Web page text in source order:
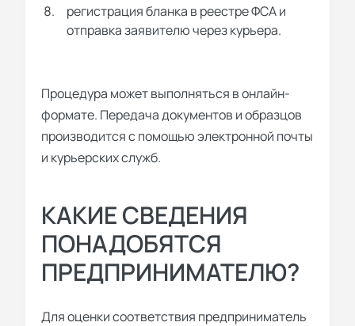
регистрация бланка в реестре ФСА и
отправка заявителю через курьера.
Процедура может выполняться в онлайн-
формате. Передача документов и образцов
производится с помощью электронной почты
и курьерских служб.
КАКИЕ СВЕДЕНИЯ
ПОНАДОБЯТСЯ
ПРЕДПРИНИМАТЕЛЮ?
Для оценки соответствия предприниматель